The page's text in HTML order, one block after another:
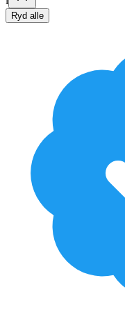
Ryd alle